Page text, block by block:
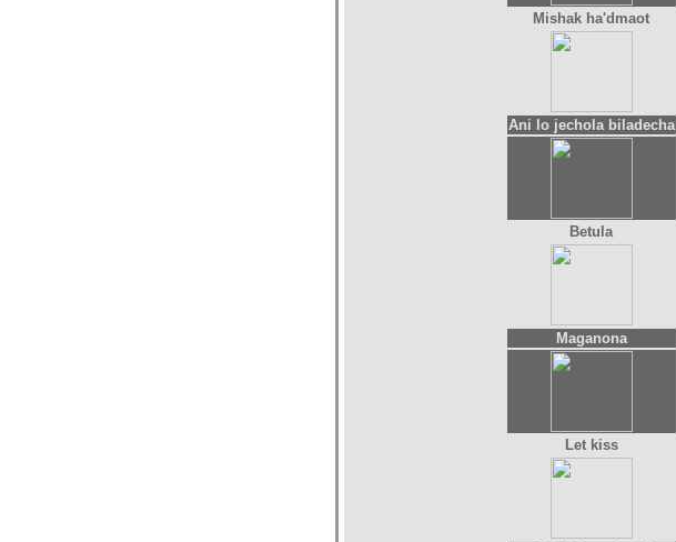
Mishak ha'dmaot
Ani lo jechola biladecha
Betula
Maganona
Let kiss